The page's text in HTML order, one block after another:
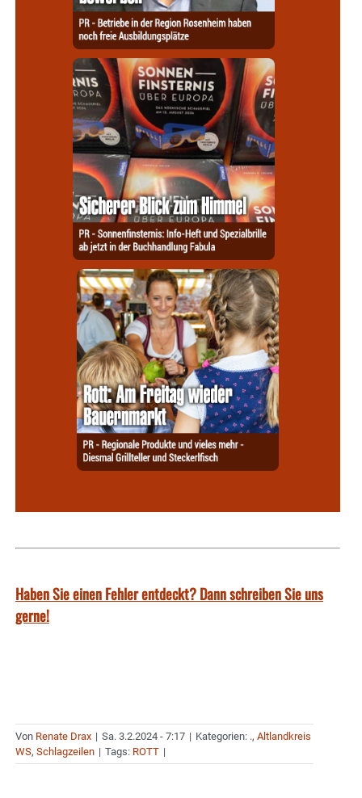
Haben Sie einen Fehler entdeckt? Dann schreiben Sie uns
gerne!
Von Renate Drax | Sa. 3.2.2024 - 7:17 | Kategorien: ., Altlandkreis
WS, Schlagzeilen | Tags: ROTT |